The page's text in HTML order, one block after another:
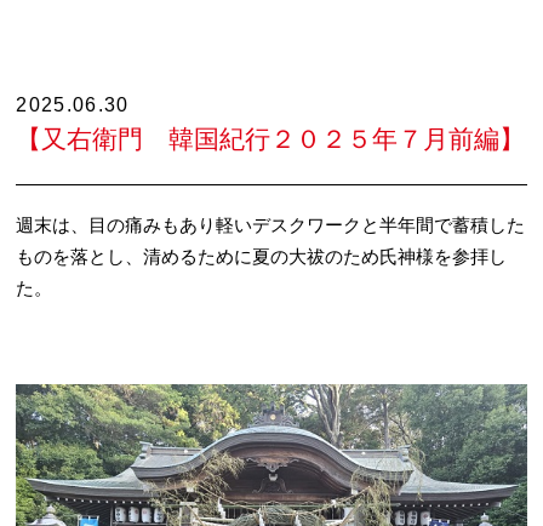
2025.06.30
【又右衛門 韓国紀行２０２５年７月前編】
週末は、目の痛みもあり軽いデスクワークと半年間で蓄積した
ものを落とし、清めるために夏の大祓のため氏神様を参拝し
た。